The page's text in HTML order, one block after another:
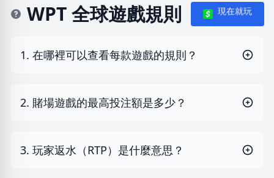
WPT 全球遊戲規則 現在就玩
1. 在哪裡可以查看每款遊戲的規則？
2. 賭場遊戲的最高投注額是多少？
3. 玩家返水（RTP）是什麼意思？